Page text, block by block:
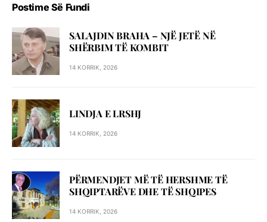
Postime Së Fundi
SALAJDIN BRAHA – NJЁ JETЁ NЁ
SHЁRBIM TЁ KOMBIT
14 KORRIK, 2026
LINDJA E LRSHJ
14 KORRIK, 2026
PËRMENDJET MË TË HERSHME TË
SHQIPTARËVE DHE TË SHQIPES
14 KORRIK, 2026